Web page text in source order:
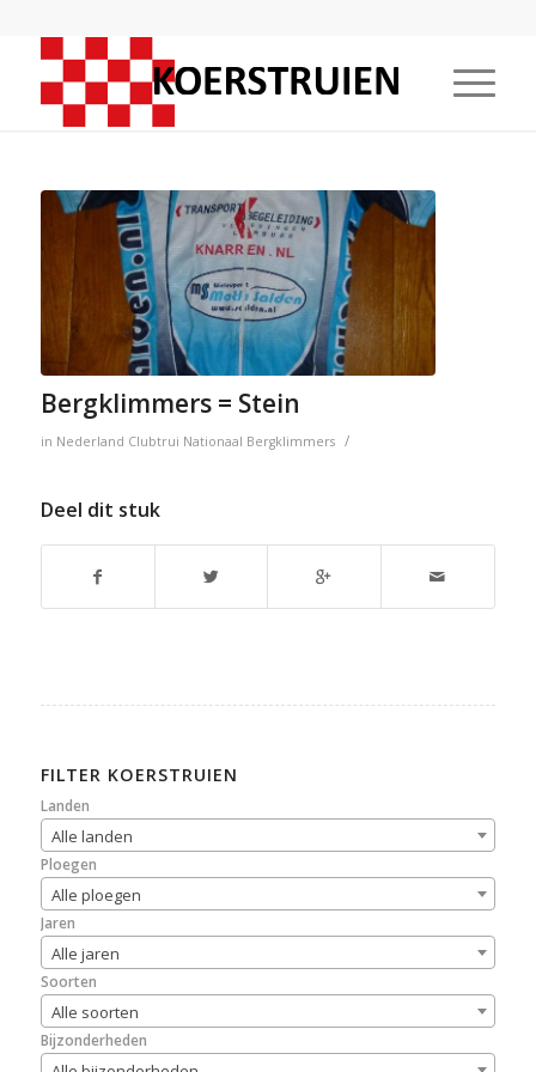
Bergklimmers = Stein
in Nederland Clubtrui Nationaal Bergklimmers /
Deel dit stuk
FILTER KOERSTRUIEN
Landen
Alle landen
Ploegen
Alle ploegen
Jaren
Alle jaren
Soorten
Alle soorten
Bijzonderheden